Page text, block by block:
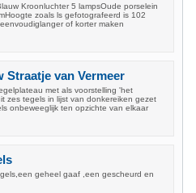
Kroonluchter 5 lampsOude porselein
zoals ls gefotografeerd is 102
of korter maken
Straatje van Vermeer
met als voorstelling 'het
zes tegels in lijst van donkereiken gezet
onbeweeglijk ten opzichte van elkaar
geheel gaaf ,een gescheurd en